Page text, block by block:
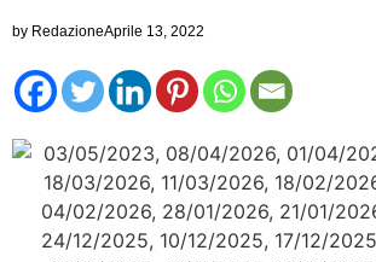
by RedazioneAprile 13, 2022